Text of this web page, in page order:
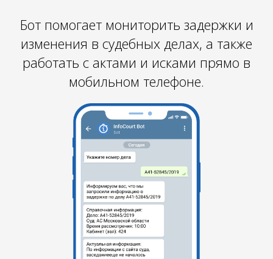
Бот помогает мониторить задержки и
изменения в судебных делах, а также
работать с актами и исками прямо в
мобильном телефоне.